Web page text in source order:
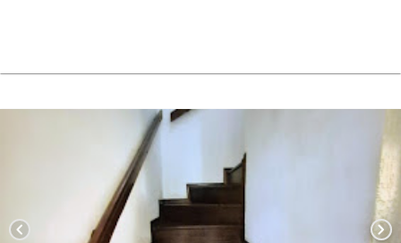
chevron_left chevron_right